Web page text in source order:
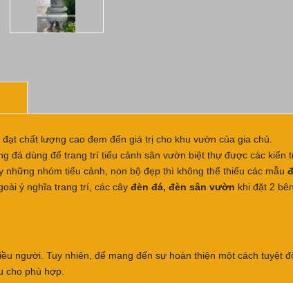
chất lượng cao đem đến giá trị cho khu vườn của gia chủ.
đá dùng để trang trí tiểu cảnh sân vườn biệt thự được các kiến
nhóm tiểu cảnh, non bộ đẹp thì không thể thiếu các mẫu
ý nghĩa trang trí, các cây đèn đá, đèn sân vườn khi đặt 2
người. Tuy nhiên, để mang đến sự hoàn thiện một cách tuyệt
cho phù hợp.